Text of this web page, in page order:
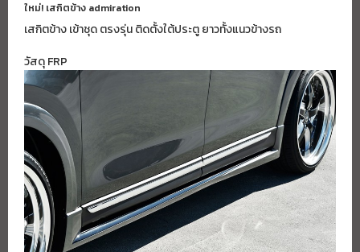
ใหม่! เสกิตข้าง admiration
เสกิตข้าง เข้าชุด ตรงรุ่น ติดตั้งใต้ประตู ยาวทั้งแนวข้างรถ
วัสดุ FRP